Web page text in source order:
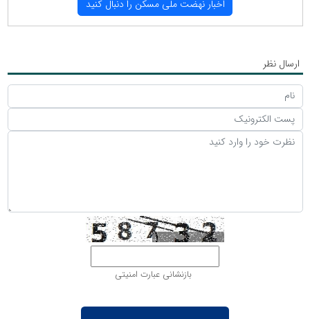
اخبار نهضت ملی مسكن را دنبال كنید
ارسال نظر
بازنشانی عبارت امنیتی